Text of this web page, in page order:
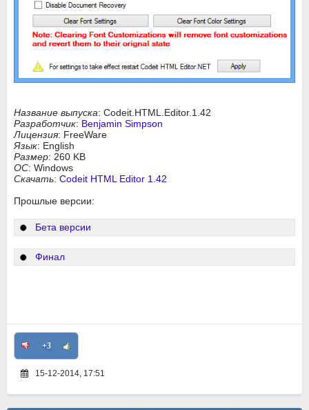
Название выпуска: Codeit.HTML.Editor.1.42
Разработчик: Benjamin Simpson
Лицензия: FreeWare
Язык: English
Размер: 260 KB
ОС: Windows
Скачать: Codeit HTML Editor 1.42
Прошлые версии:
Бета версии
Финал
+3
15-12-2014, 17:51